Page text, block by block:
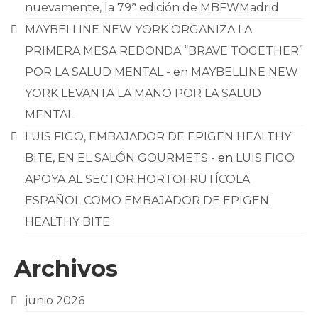
nuevamente, la 79ª edición de MBFWMadrid
MAYBELLINE NEW YORK ORGANIZA LA
PRIMERA MESA REDONDA “BRAVE TOGETHER”
POR LA SALUD MENTAL - en MAYBELLINE NEW
YORK LEVANTA LA MANO POR LA SALUD
MENTAL
LUIS FIGO, EMBAJADOR DE EPIGEN HEALTHY
BITE, EN EL SALÓN GOURMETS - en LUIS FIGO
APOYA AL SECTOR HORTOFRUTÍCOLA
ESPAÑOL COMO EMBAJADOR DE EPIGEN
HEALTHY BITE
Archivos
junio 2026